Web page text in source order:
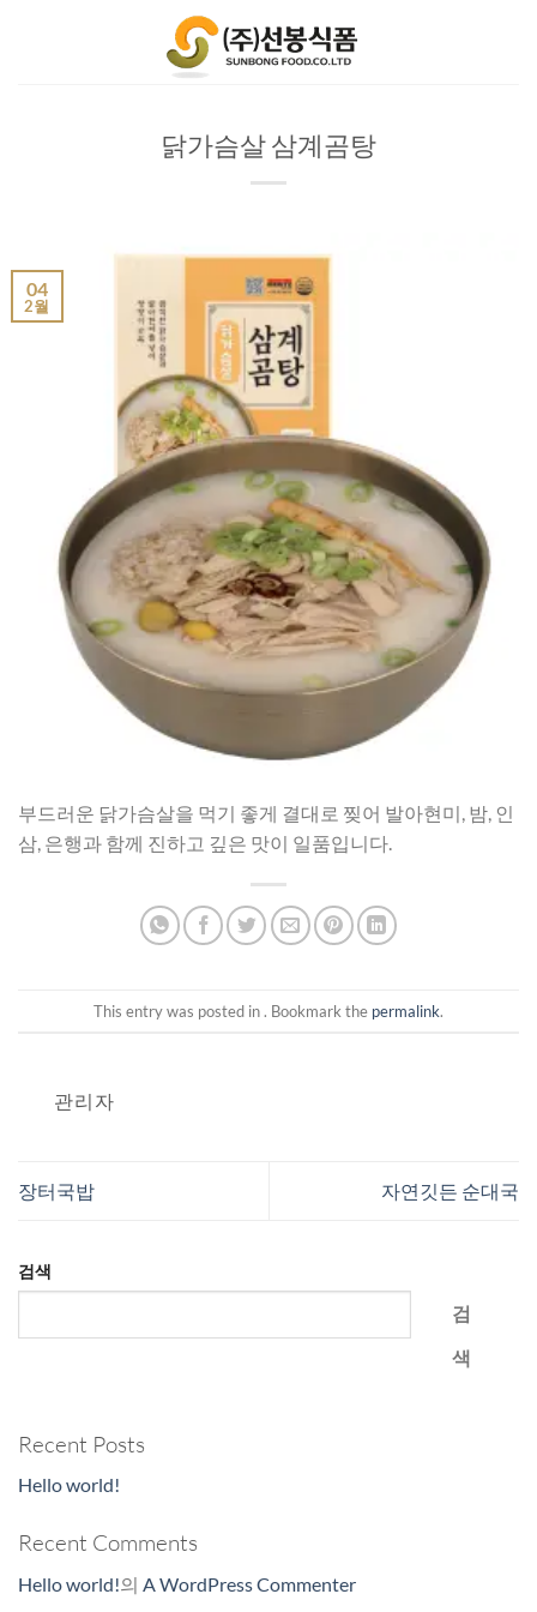
닭가슴살 삼계곰탕
04
2월
부드러운 닭가슴살을 먹기 좋게 결대로 찢어 발아현미, 밤, 인
삼, 은행과 함께 진하고 깊은 맛이 일품입니다.
This entry was posted in . Bookmark the permalink.
관리자
장터국밥 자연깃든 순대국
검색
검
색
Recent Posts
Hello world!
Recent Comments
Hello world!의 A WordPress Commenter